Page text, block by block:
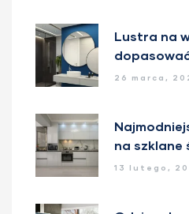
Lustra na
26 marca,
na szklane
13 lutego,